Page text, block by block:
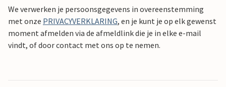
We verwerken je persoonsgegevens in overeenstemming
met onze PRIVACYVERKLARING, en je kunt je op elk gewenst
moment afmelden via de afmeldlink die je in elke e-mail
vindt, of door contact met ons op te nemen.